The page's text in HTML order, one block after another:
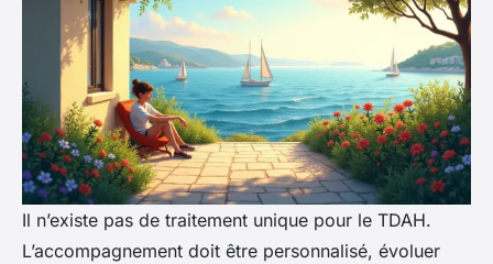
Il n’existe pas de traitement unique pour le TDAH.
L’accompagnement doit être personnalisé, évoluer